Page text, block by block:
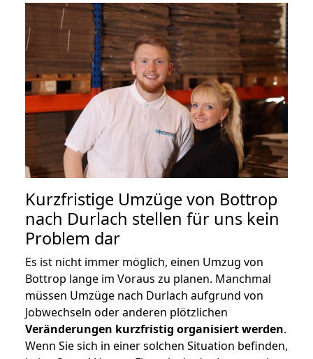
Kurzfristige Umzüge von Bottrop
nach Durlach stellen für uns kein
Problem dar
Es ist nicht immer möglich, einen Umzug von
Bottrop lange im Voraus zu planen. Manchmal
müssen Umzüge nach Durlach aufgrund von
Jobwechseln oder anderen plötzlichen
Veränderungen kurzfristig organisiert werden.
Wenn Sie sich in einer solchen Situation befinden,